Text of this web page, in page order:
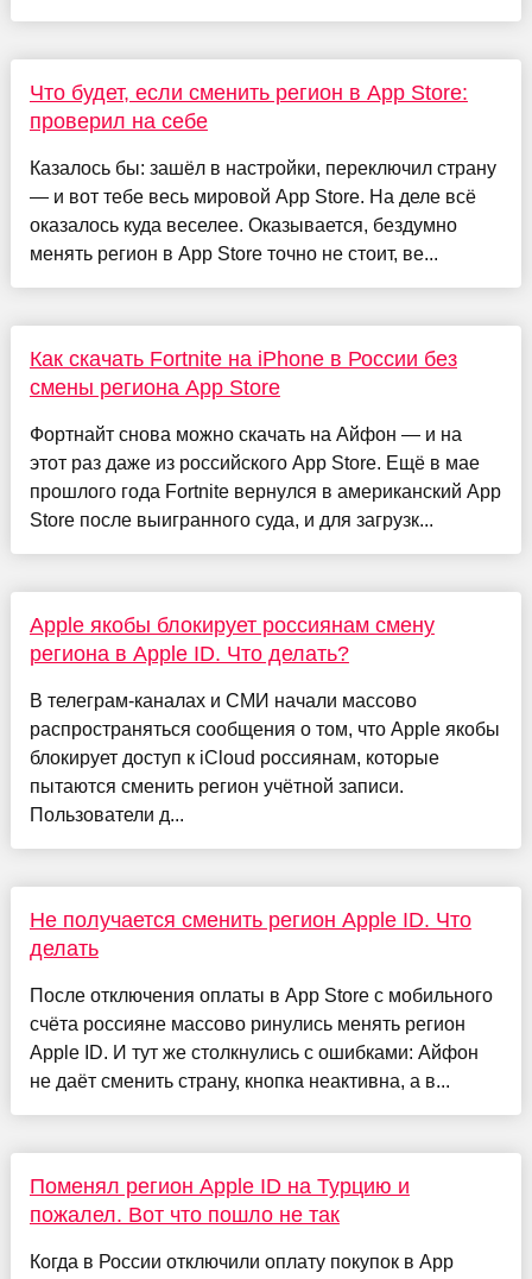
Что будет, если сменить регион в App Store:
проверил на себе
Казалось бы: зашёл в настройки, переключил страну
— и вот тебе весь мировой App Store. На деле всё
оказалось куда веселее. Оказывается, бездумно
менять регион в App Store точно не стоит, ве...
Как скачать Fortnite на iPhone в России без
смены региона App Store
Фортнайт снова можно скачать на Айфон — и на
этот раз даже из российского App Store. Ещё в мае
прошлого года Fortnite вернулся в американский App
Store после выигранного суда, и для загрузк...
Apple якобы блокирует россиянам смену
региона в Apple ID. Что делать?
В телеграм-каналах и СМИ начали массово
распространяться сообщения о том, что Apple якобы
блокирует доступ к iCloud россиянам, которые
пытаются сменить регион учётной записи.
Пользователи д...
Не получается сменить регион Apple ID. Что
делать
После отключения оплаты в App Store с мобильного
счёта россияне массово ринулись менять регион
Apple ID. И тут же столкнулись с ошибками: Айфон
не даёт сменить страну, кнопка неактивна, а в...
Поменял регион Apple ID на Турцию и
пожалел. Вот что пошло не так
Когда в России отключили оплату покупок в App